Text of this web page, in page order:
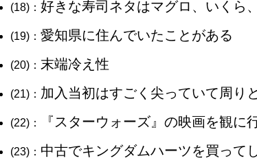
(18)： 好きな寿司ネタはマグロ、いくら
(19)： 愛知県に住んでいたことがある
(20)： 末端冷え性
(21)： 加入当初はすごく尖っていて周り
(22)： 『スターウォーズ』の映画を観
(23)： 中古でキングダムハーツを買って